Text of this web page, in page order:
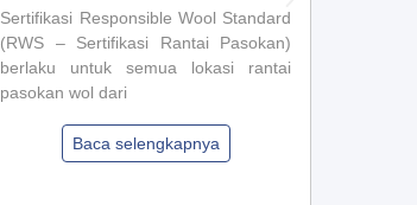
Sertifikasi Responsible Wool Standard
(RWS – Sertifikasi Rantai Pasokan)
berlaku untuk semua lokasi rantai
pasokan wol dari
Baca selengkapnya